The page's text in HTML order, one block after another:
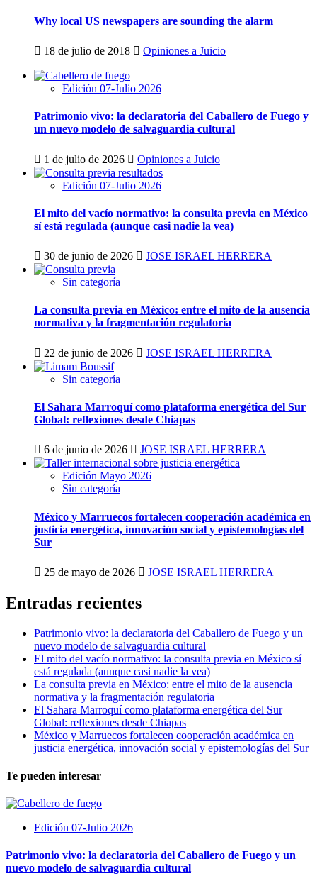
Why local US newspapers are sounding the alarm
18 de julio de 2018 Opiniones a Juicio
Edición 07-Julio 2026
Patrimonio vivo: la declaratoria del Caballero de Fuego y
un nuevo modelo de salvaguardia cultural
1 de julio de 2026 Opiniones a Juicio
Edición 07-Julio 2026
El mito del vacío normativo: la consulta previa en México
sí está regulada (aunque casi nadie la vea)
30 de junio de 2026 JOSE ISRAEL HERRERA
Sin categoría
La consulta previa en México: entre el mito de la ausencia
normativa y la fragmentación regulatoria
22 de junio de 2026 JOSE ISRAEL HERRERA
Sin categoría
El Sahara Marroquí como plataforma energética del Sur
Global: reflexiones desde Chiapas
6 de junio de 2026 JOSE ISRAEL HERRERA
Edición Mayo 2026
Sin categoría
México y Marruecos fortalecen cooperación académica en
justicia energética, innovación social y epistemologías del
Sur
25 de mayo de 2026 JOSE ISRAEL HERRERA
Entradas recientes
Patrimonio vivo: la declaratoria del Caballero de Fuego y un
nuevo modelo de salvaguardia cultural
El mito del vacío normativo: la consulta previa en México sí
está regulada (aunque casi nadie la vea)
La consulta previa en México: entre el mito de la ausencia
normativa y la fragmentación regulatoria
El Sahara Marroquí como plataforma energética del Sur
Global: reflexiones desde Chiapas
México y Marruecos fortalecen cooperación académica en
justicia energética, innovación social y epistemologías del Sur
Te pueden interesar
Edición 07-Julio 2026
Patrimonio vivo: la declaratoria del Caballero de Fuego y un
nuevo modelo de salvaguardia cultural